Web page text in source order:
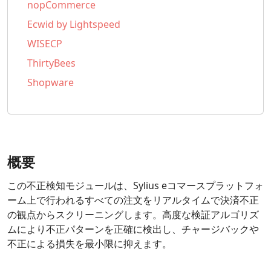
nopCommerce
Ecwid by Lightspeed
WISECP
ThirtyBees
Shopware
概要
この不正検知モジュールは、Sylius eコマースプラットフォ
ーム上で行われるすべての注文をリアルタイムで決済不正
の観点からスクリーニングします。高度な検証アルゴリズ
ムにより不正パターンを正確に検出し、チャージバックや
不正による損失を最小限に抑えます。